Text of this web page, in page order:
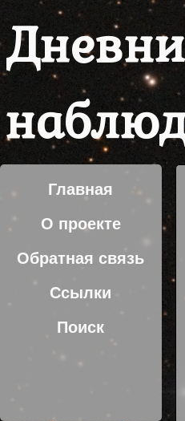
Главная
О проекте
Обратная связь
Ссылки
Поиск